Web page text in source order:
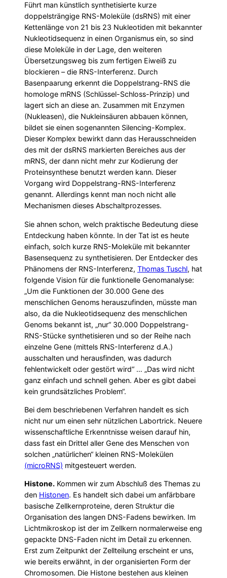
Führt man künstlich synthetisierte kurze
doppelsträngige RNS-Moleküle (dsRNS) mit einer
Kettenlänge von 21 bis 23 Nukleotiden mit bekannter
Nukleotidsequenz in einen Organismus ein, so sind
diese Moleküle in der Lage, den weiteren
Übersetzungsweg bis zum fertigen Eiweiß zu
blockieren – die RNS-Interferenz. Durch
Basenpaarung erkennt die Doppelstrang-RNS die
homologe mRNS (Schlüssel-Schloss-Prinzip) und
lagert sich an diese an. Zusammen mit Enzymen
(Nukleasen), die Nukleinsäuren abbauen können,
bildet sie einen sogenannten Silencing-Komplex.
Dieser Komplex bewirkt dann das Herausschneiden
des mit der dsRNS markierten Bereiches aus der
mRNS, der dann nicht mehr zur Kodierung der
Proteinsynthese benutzt werden kann. Dieser
Vorgang wird Doppelstrang-RNS-Interferenz
genannt. Allerdings kennt man noch nicht alle
Mechanismen dieses Abschaltprozesses.
Sie ahnen schon, welch praktische Bedeutung diese
Entdeckung haben könnte. In der Tat ist es heute
einfach, solch kurze RNS-Moleküle mit bekannter
Basensequenz zu synthetisieren. Der Entdecker des
Phänomens der RNS-Interferenz, Thomas Tuschl, hat
folgende Vision für die funktionelle Genomanalyse:
„Um die Funktionen der 30.000 Gene des
menschlichen Genoms herauszufinden, müsste man
also, da die Nukleotidsequenz des menschlichen
Genoms bekannt ist, „nur“ 30.000 Doppelstrang-
RNS-Stücke synthetisieren und so der Reihe nach
einzelne Gene (mittels RNS-Interferenz d.A.)
ausschalten und herausfinden, was dadurch
fehlentwickelt oder gestört wird“ … „Das wird nicht
ganz einfach und schnell gehen. Aber es gibt dabei
kein grundsätzliches Problem“.
Bei dem beschriebenen Verfahren handelt es sich
nicht nur um einen sehr nützlichen Labortrick. Neuere
wissenschaftliche Erkenntnisse weisen darauf hin,
dass fast ein Drittel aller Gene des Menschen von
solchen „natürlichen“ kleinen RNS-Molekülen
(microRNS) mitgesteuert werden.
Histone. Kommen wir zum Abschluß des Themas zu
den Histonen. Es handelt sich dabei um anfärbbare
basische Zellkernproteine, deren Struktur die
Organisation des langen DNS-Fadens bewirken. Im
Lichtmikroskop ist der im Zellkern normalerweise eng
gepackte DNS-Faden nicht im Detail zu erkennen.
Erst zum Zeitpunkt der Zellteilung erscheint er uns,
wie bereits erwähnt, in der organisierten Form der
Chromosomen. Die Histone bestehen aus kleinen